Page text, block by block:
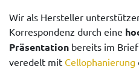
Wir als Hersteller
Korrespondenz durch eine
Präsentation bereits im
veredelt mit Cellophanierung